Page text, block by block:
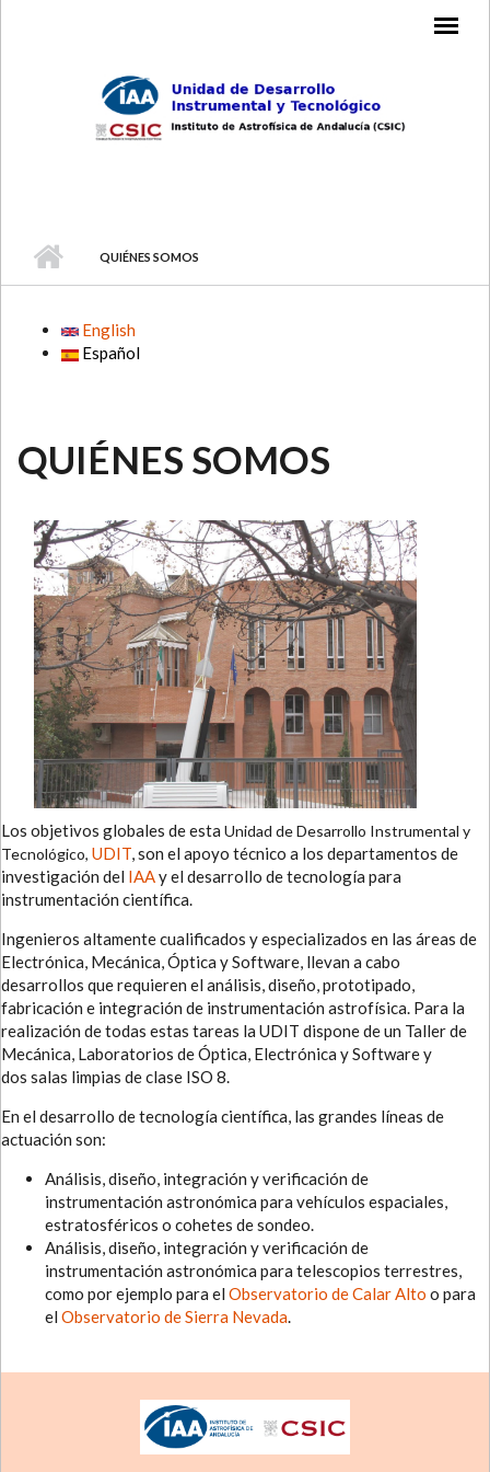
QUIÉNES SOMOS
English
Español
QUIÉNES SOMOS
Los objetivos globales de esta Unidad de Desarrollo Instrumental y
Tecnológico, UDIT, son el apoyo técnico a los departamentos de
investigación del IAAy el desarrollo de tecnología para
instrumentación científica.
Ingenieros altamente cualificados y especializados en las áreas de
Electrónica, Mecánica, Óptica y Software, llevan a cabo
desarrollos que requieren el análisis, diseño, prototipado,
fabricación e integración de instrumentación astrofísica. Para la
realización de todas estas tareas la UDIT dispone de un Taller de
Mecánica, Laboratorios de Óptica, Electrónica y Software y
dos salas limpias de clase ISO 8.
En el desarrollo de tecnología científica, las grandes líneas de
actuación son:
Análisis, diseño, integración y verificación de
instrumentación astronómica para vehículos espaciales,
estratosféricos o cohetes de sondeo.
Análisis, diseño, integración y verificación de
instrumentación astronómica para telescopios terrestres,
como por ejemplo para el Observatorio de Calar Alto o para
el Observatorio de Sierra Nevada.